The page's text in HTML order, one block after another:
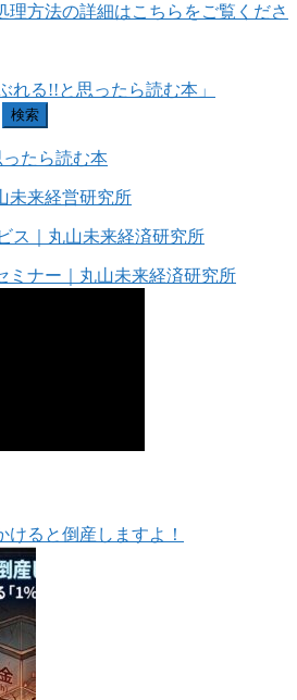
理方法の詳細はこちらをご覧くださ
ると倒産しますよ！